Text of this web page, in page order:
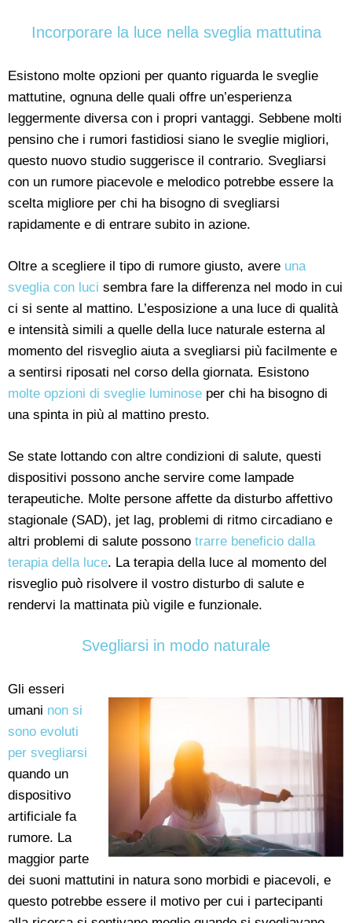
Incorporare la luce nella sveglia mattutina
Esistono molte opzioni per quanto riguarda le sveglie
mattutine, ognuna delle quali offre un’esperienza
leggermente diversa con i propri vantaggi. Sebbene molti
pensino che i rumori fastidiosi siano le sveglie migliori,
questo nuovo studio suggerisce il contrario. Svegliarsi
con un rumore piacevole e melodico potrebbe essere la
scelta migliore per chi ha bisogno di svegliarsi
rapidamente e di entrare subito in azione.
Oltre a scegliere il tipo di rumore giusto, avere una
sveglia con luci sembra fare la differenza nel modo in cui
ci si sente al mattino. L’esposizione a una luce di qualità
e intensità simili a quelle della luce naturale esterna al
momento del risveglio aiuta a svegliarsi più facilmente e
a sentirsi riposati nel corso della giornata. Esistono
molte opzioni di sveglie luminose per chi ha bisogno di
una spinta in più al mattino presto.
Se state lottando con altre condizioni di salute, questi
dispositivi possono anche servire come lampade
terapeutiche. Molte persone affette da disturbo affettivo
stagionale (SAD), jet lag, problemi di ritmo circadiano e
altri problemi di salute possono trarre beneficio dalla
terapia della luce. La terapia della luce al momento del
risveglio può risolvere il vostro disturbo di salute e
rendervi la mattinata più vigile e funzionale.
Svegliarsi in modo naturale
Gli esseri
umani non si
sono evoluti
per svegliarsi
quando un
dispositivo
artificiale fa
rumore. La
maggior parte
dei suoni mattutini in natura sono morbidi e piacevoli, e
questo potrebbe essere il motivo per cui i partecipanti